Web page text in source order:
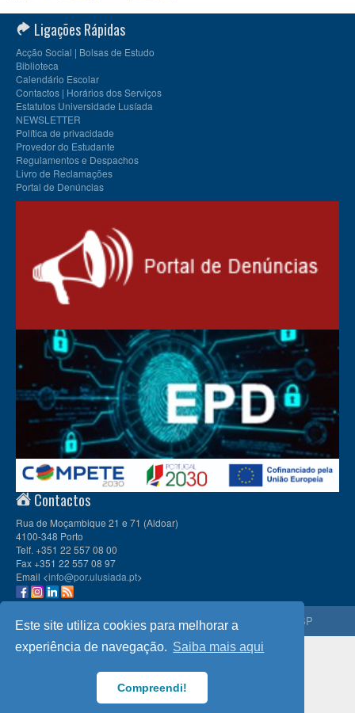
Este site utiliza cookies para melhorar a
experiência de navegação. Saiba mais aqui
Compreendi!
Ligações Rápidas
Acção Social | Bolsas de Estudo
Biblioteca
Calendário Escolar
Contactos | Horários dos Serviços
Estatutos Universidade Lusíada
NEWSLETTER
Política de privacidade
Provedor do Estudante
Regulamentos e Despachos
Livro de Reclamações
Portal de Denúncias
Contactos
Rua de Moçambique 21 e 71 (Aldoar)
4100-348 Porto
Telf. +351 22 557 08 00
Fax +351 22 557 08 97
Email <info@por.ulusiada.pt>
© 2026CIULP, Universidade Lusíada Porto | Membro da APESP